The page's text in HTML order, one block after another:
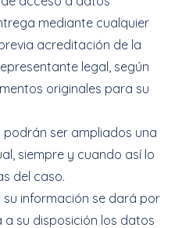
mediante cualquier
acreditación de la
legal, según
originales para su
ser ampliados una
siempre y cuando así lo
del caso.
información se dará por
su disposición los datos